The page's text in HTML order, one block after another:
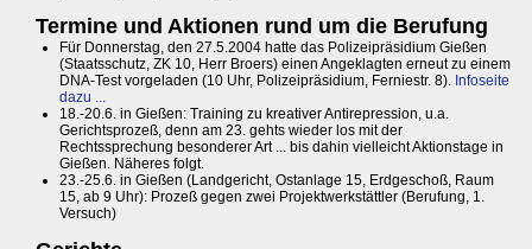
Termine und Aktionen rund um die Berufung
Für Donnerstag, den 27.5.2004 hatte das Polizeipräsidium Gießen
(Staatsschutz, ZK 10, Herr Broers) einen Angeklagten erneut zu einem
DNA-Test vorgeladen (10 Uhr, Polizeipräsidium, Ferniestr. 8). Infoseite
dazu ...
18.-20.6. in Gießen: Training zu kreativer Antirepression, u.a.
Gerichtsprozeß, denn am 23. gehts wieder los mit der
Rechtssprechung besonderer Art ... bis dahin vielleicht Aktionstage in
Gießen. Näheres folgt.
23.-25.6. in Gießen (Landgericht, Ostanlage 15, Erdgeschoß, Raum
15, ab 9 Uhr): Prozeß gegen zwei Projektwerkstättler (Berufung, 1.
Versuch)